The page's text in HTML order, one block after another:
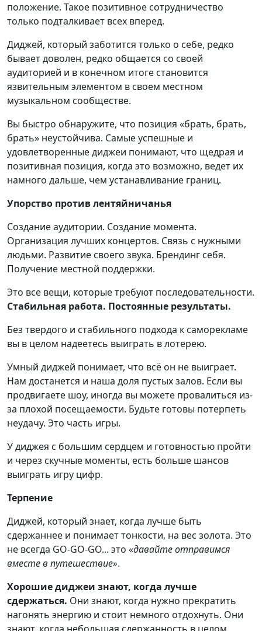
положение. Такое позитивное сотрудничество
только подталкивает всех вперед.
Диджей, который заботится только о себе, редко
бывает доволен, редко общается со своей
аудиторией и в конечном итоге становится
язвительным элементом в своем местном
музыкальном сообществе.
Вы быстро обнаружите, что позиция «брать, брать,
брать» неустойчива. Самые успешные и
удовлетворенные диджеи понимают, что щедрая и
позитивная позиция, когда это возможно, ведет их
намного дальше, чем устанавливание границ.
Упорство против лентяйничанья
Создание аудитории. Создание момента.
Организация лучших концертов. Связь с нужными
людьми. Развитие своего звука. Брендинг себя.
Получение местной поддержки.
Это все вещи, которые требуют последовательности.
Стабильная работа. Постоянные результаты.
Без твердого и стабильного подхода к саморекламе
вы в целом надеетесь выиграть в лотерею.
Умный диджей понимает, что всё он не выиграет.
Нам достанется и наша доля пустых залов. Если вы
продвигаете шоу, иногда вы можете провалиться из-
за плохой посещаемости. Будьте готовы потерпеть
неудачу. Это часть игры.
У диджея с большим сердцем и готовностью пройти
и через скучные моменты, есть больше шансов
выиграть игру цифр.
Терпение
Диджей, который знает, когда лучше быть
сдержаннее и понимает тонкости, на вес золота. Это
не всегда GO-GO-GO... это «давайте отправимся
вместе в путешествие».
Хорошие диджеи знают, когда лучше
сдержаться. Они знают, когда нужно прекратить
нагонять энергию и стоит немного отдохнуть. Они